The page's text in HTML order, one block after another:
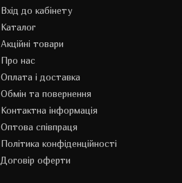
Вхід до кабінету
Каталог
Акційні товари
Про нас
Оплата і доставка
Обмін та повернення
Контактна інформація
Оптова співпраця
Політика конфіденційності
Договір оферти